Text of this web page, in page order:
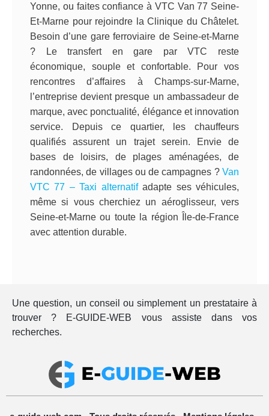
Yonne, ou faites confiance à VTC Van 77 Seine-
Et-Marne pour rejoindre la Clinique du Châtelet.
Besoin d’une gare ferroviaire de Seine-et-Marne
? Le transfert en gare par VTC reste
économique, souple et confortable. Pour vos
rencontres d’affaires à Champs-sur-Marne,
l’entreprise devient presque un ambassadeur de
marque, avec ponctualité, élégance et innovation
service. Depuis ce quartier, les chauffeurs
qualifiés assurent un trajet serein. Envie de
bases de loisirs, de plages aménagées, de
randonnées, de villages ou de campagnes ? Van
VTC 77 – Taxi alternatifadapte ses véhicules,
même si vous cherchiez un aéroglisseur, vers
Seine-et-Marne ou toute la région Île-de-France
avec attention durable.
Une question, un conseil ou simplement un prestataire à
trouver ? E-GUIDE-WEB vous assiste dans vos
recherches.